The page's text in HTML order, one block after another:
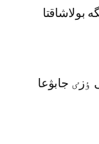
بولاشاقتا
ٶزٸ جابۋعا